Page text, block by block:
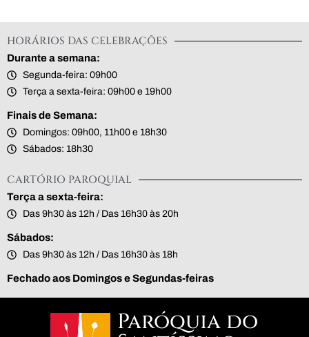
HORÁRIOS DAS CELEBRAÇÕES
Durante a semana:
Segunda-feira: 09h00
Terça a sexta-feira: 09h00 e 19h00
Finais de Semana:
Domingos: 09h00, 11h00 e 18h30
Sábados: 18h30
CARTÓRIO PAROQUIAL
Terça a sexta-feira:
Das 9h30 às 12h / Das 16h30 às 20h
Sábados:
Das 9h30 às 12h / Das 16h30 às 18h
Fechado aos Domingos e Segundas-feiras
Paróquia do